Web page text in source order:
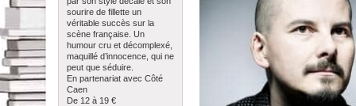
sourire de fillette un
véritable succès sur la
scène française. Un
humour cru et décomplexé,
maquillé d’innocence, qui ne
peut que séduire.
En partenariat avec Côté
Caen
De 12 à 19 €